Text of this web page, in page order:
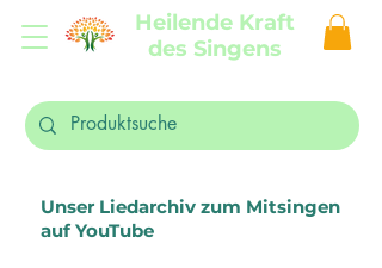
Heilende Kraft
des Singens
Unser Liedarchiv zum Mitsingen
auf YouTube